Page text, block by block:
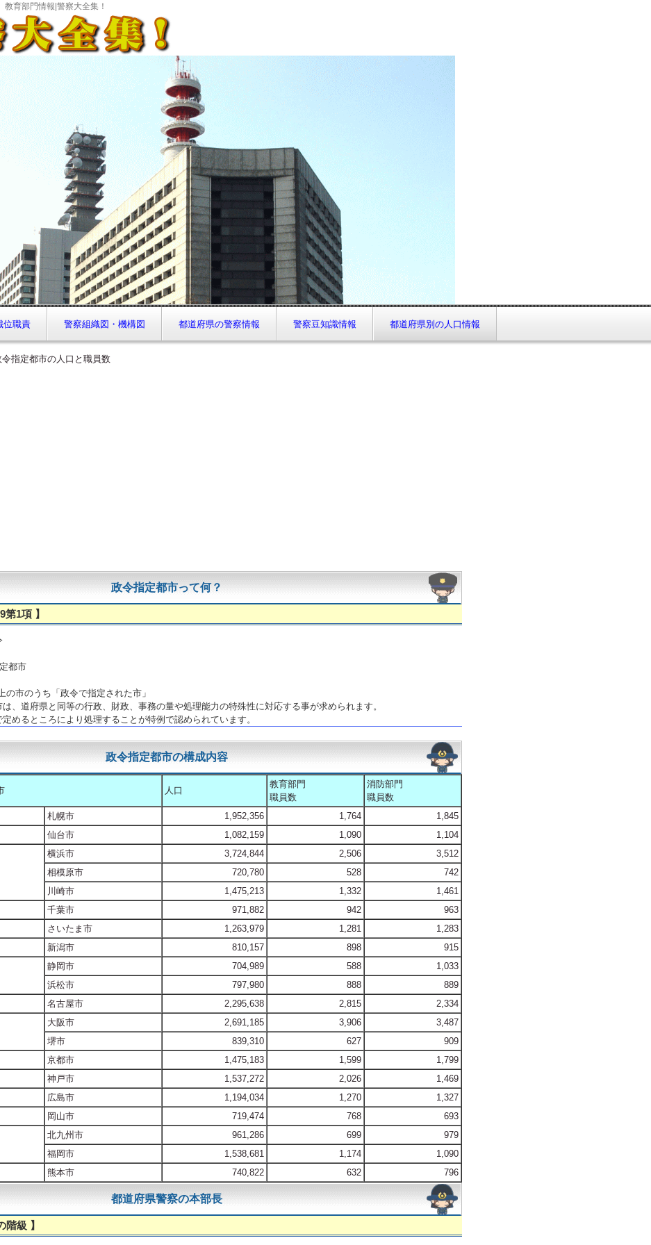
育部門情報|警察大全集！
位職責 警察組織図・機構図 都道府県の警察情報 警察豆知識情報 都道府県別の人口情報
令指定都市の人口と職員数
政令指定都市って何？
1項 】
都市
市のうち「政令で指定された市」
、道府県と同等の行政、財政、事務の量や処理能力の特殊性に対応する事が求められます。
めるところにより処理することが特例で認められています。
政令指定都市の構成内容
人口
教育部門
職員数
消防部門
職員数
札幌市 1,952,356 1,764
1,845
仙台市 1,082,159 1,090 1,104
横浜市 3,724,844 2,506
3,512
相模原市
720,780 528
742
川崎市
1,475,213 1,332
1,461
千葉市 971,882 942
963
さいたま市 1,263,979 1,281 1,283
新潟市 810,157 898 915
静岡市 704,989 588
1,033
浜松市
797,980 888
889
名古屋市 2,295,638 2,815 2,334
大阪市 2,691,185 3,906
3,487
堺市
839,310 627
909
京都市 1,475,183 1,599
1,799
神戸市 1,537,272 2,026 1,469
広島市 1,194,034 1,270
1,327
岡山市 719,474 768 693
北九州市 961,286 699
979
福岡市
1,538,681 1,174
1,090
熊本市 740,822 632 796
都道府県警察の本部長
階級 】